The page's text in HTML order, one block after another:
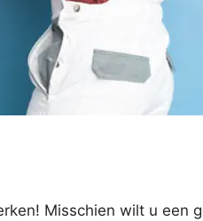
Misschien wilt u een